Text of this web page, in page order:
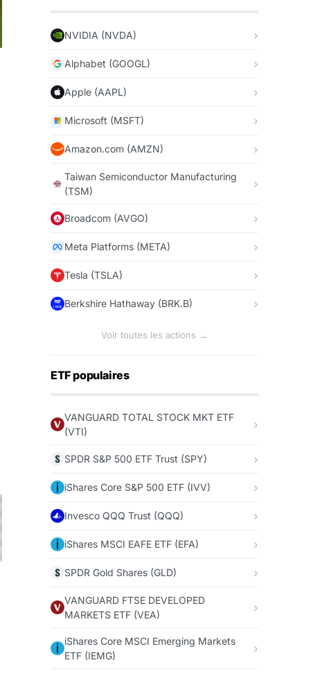
NVIDIA (NVDA)
Alphabet (GOOGL)
Apple (AAPL)
Microsoft (MSFT)
Amazon.com (AMZN)
Taiwan Semiconductor Manufacturing
(TSM)
Broadcom (AVGO)
Meta Platforms (META)
Tesla (TSLA)
Berkshire Hathaway (BRK.B)
Voir toutes les actions →
ETF populaires
VANGUARD TOTAL STOCK MKT ETF
(VTI)
SPDR S&P 500 ETF Trust (SPY)
iShares Core S&P 500 ETF (IVV)
Invesco QQQ Trust (QQQ)
iShares MSCI EAFE ETF (EFA)
SPDR Gold Shares (GLD)
VANGUARD FTSE DEVELOPED
MARKETS ETF (VEA)
iShares Core MSCI Emerging Markets
ETF (IEMG)